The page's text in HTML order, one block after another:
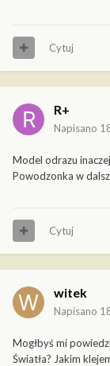
Cytuj
R+
Napisano
Model odrazu
Powodzonka w
Cytuj
witek
Napisano
Mogłbyś mi
Światła? Jakim